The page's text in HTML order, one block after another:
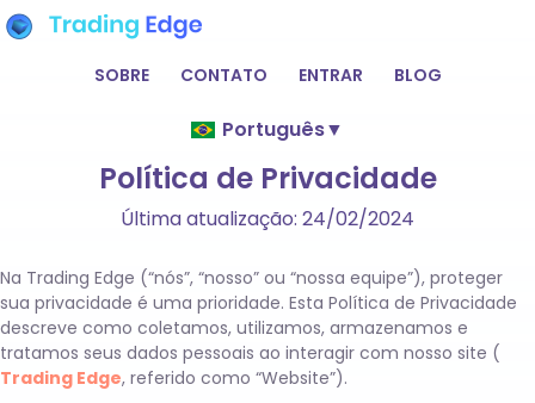
SOBRE CONTATO ENTRAR BLOG
Português▼
Política de Privacidade
Última atualização: 24/02/2024
Na Trading Edge (“nós”, “nosso” ou “nossa equipe”), proteger
sua privacidade é uma prioridade. Esta Política de Privacidade
descreve como coletamos, utilizamos, armazenamos e
tratamos seus dados pessoais ao interagir com nosso site (
Trading Edge, referido como “Website”).